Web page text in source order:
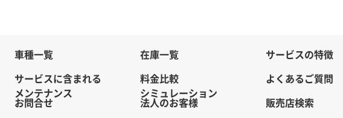
車種一覧 在庫一覧
サービスの特徴
サービスに含まれる
メンテナンス
料金比較
シミュレーション
よくあるご質問
お問合せ
法人のお客様 販売店検索